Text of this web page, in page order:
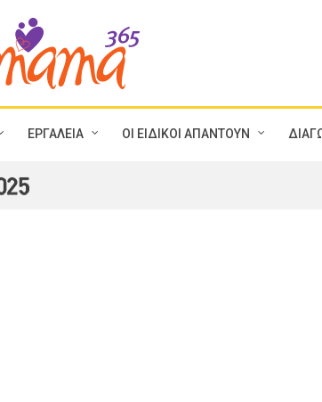
ΕΡΓΑΛΕΙΑ ΟΙ ΕΙΔΙΚΟΙ ΑΠΑΝΤΟΥΝ